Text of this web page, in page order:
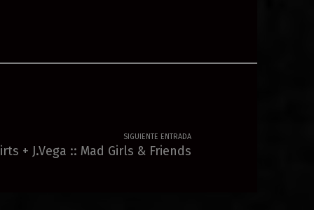
SIGUIENTE ENTRADA
+ J.Vega :: Mad Girls & Friends